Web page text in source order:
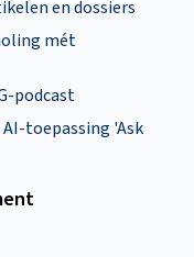
en dossiers
mét
podcast
toepassing 'Ask